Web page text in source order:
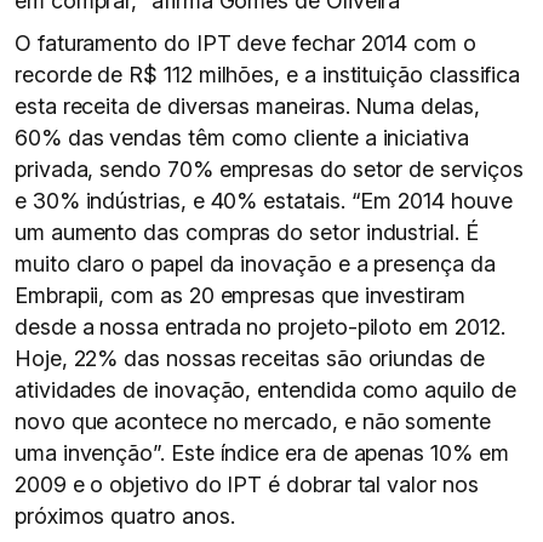
O faturamento do IPT deve fechar 2014 com o
recorde de R$ 112 milhões, e a instituição classifica
esta receita de diversas maneiras. Numa delas,
60% das vendas têm como cliente a iniciativa
privada, sendo 70% empresas do setor de serviços
e 30% indústrias, e 40% estatais. “Em 2014 houve
um aumento das compras do setor industrial. É
muito claro o papel da inovação e a presença da
Embrapii, com as 20 empresas que investiram
desde a nossa entrada no projeto-piloto em 2012.
Hoje, 22% das nossas receitas são oriundas de
atividades de inovação, entendida como aquilo de
novo que acontece no mercado, e não somente
uma invenção”. Este índice era de apenas 10% em
2009 e o objetivo do IPT é dobrar tal valor nos
próximos quatro anos.